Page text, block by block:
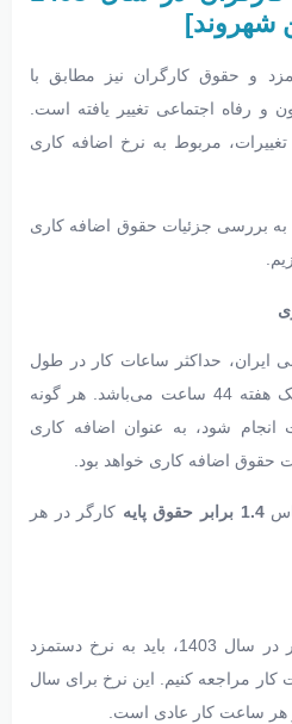
شهروند]
نرخ دستمزد و حقوق کارگران نیز مطابق با
و رفاه اجتماعی تغییر یافته است.
مربوط به نرخ اضافه کاری
به بررسی جزئیات حقوق اضافه کاری
ایران، حداکثر ساعات کار در طول
یک روز 8 ساعت و در طول یک هفته 44 ساعت می‌باشد. هر گونه
انجام شود، به عنوان اضافه کاری
اضافه کاری خواهد بود.
1.4 برابر حقوق پایه
کارگر در هر
برای محاسبه حقوق پایه کارگر در سال 1403، باید به نرخ دستمزد
مراجعه کنیم. این نرخ برای سال
هر ساعت کار عادی است.